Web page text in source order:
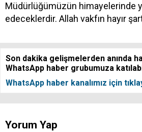
Müdürlüğümüzün himayelerinde
edeceklerdir. Allah vakfın hayır
Son dakika gelişmelerden anında
WhatsApp haber grubumuza
WhatsApp haber kanalımız için
Yorum Yap